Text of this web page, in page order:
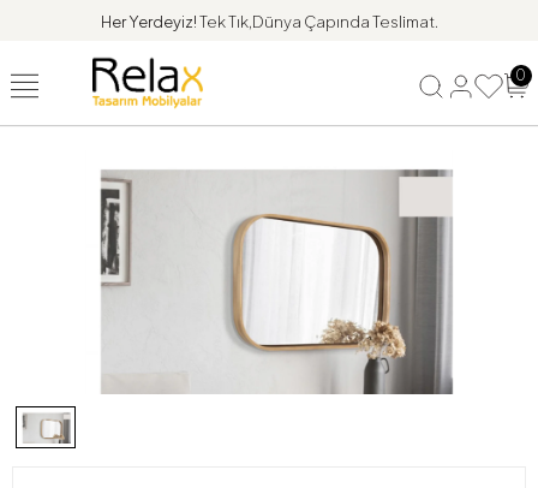
Her Yerdeyiz!Tek Tık,Dünya Çapında Teslimat.
0